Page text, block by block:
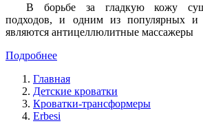
В борьбе за гладкую кожу
подходов, и одним из популярных и
являются антицеллюлитные массажеры
Подробнее
Главная
Детские кроватки
Кроватки-трансформеры
Erbesi